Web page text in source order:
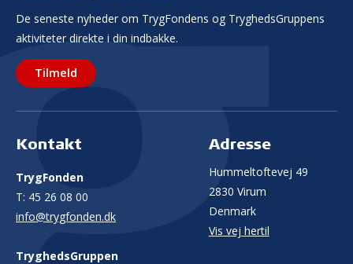
De seneste nyheder om TrygFondens og TryghedsGruppens
aktiviteter direkte i din indbakke.
Tilmeld
Kontakt
TrygFonden
T: 45 26 08 00
info@trygfonden.dk
TryghedsGruppen
Adresse
Hummeltoftevej 49
2830 Virum
Denmark
Vis vej hertil